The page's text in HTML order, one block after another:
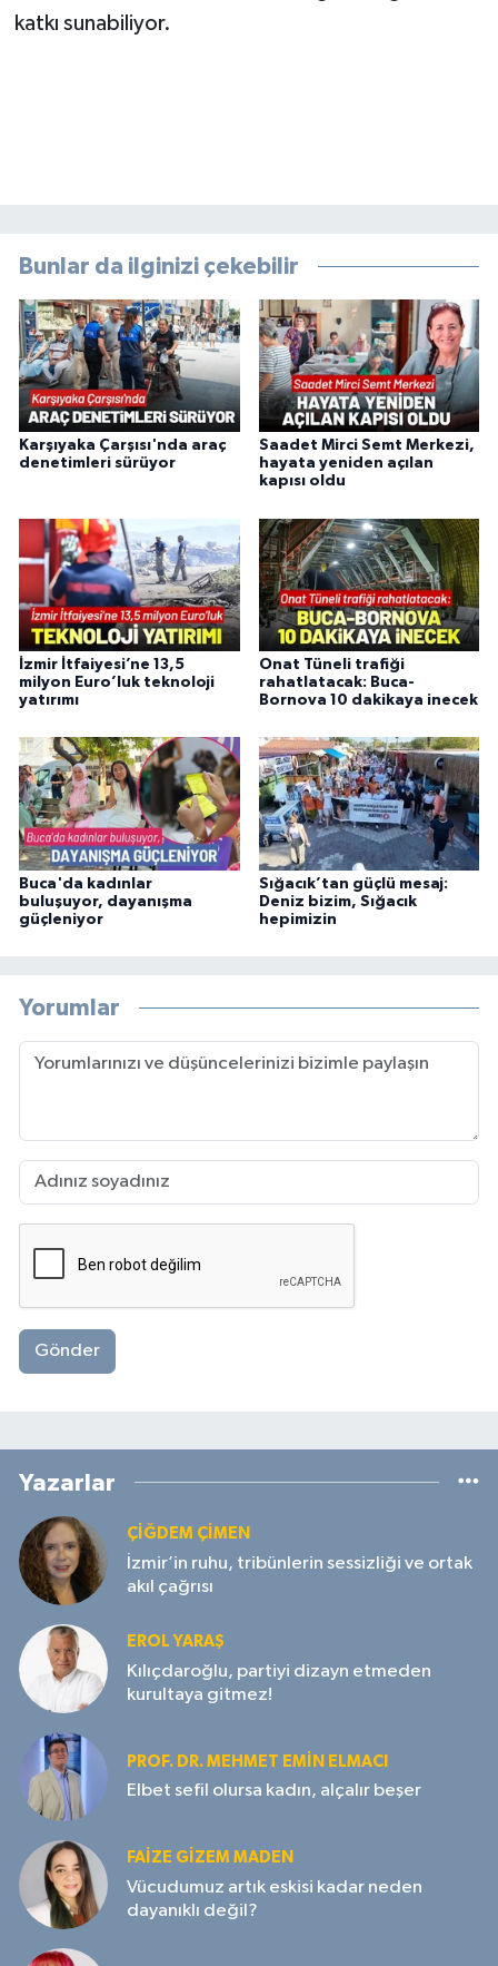
katkı sunabiliyor.
Bunlar da ilginizi çekebilir
Karşıyaka Çarşısı'nda araç
denetimleri sürüyor
Saadet Mirci Semt Merkezi,
hayata yeniden açılan
kapısı oldu
İzmir İtfaiyesi’ne 13,5
milyon Euro’luk teknoloji
yatırımı
Onat Tüneli trafiği
rahatlatacak: Buca-
Bornova 10 dakikaya inecek
Buca'da kadınlar
buluşuyor, dayanışma
güçleniyor
Sığacık’tan güçlü mesaj:
Deniz bizim, Sığacık
hepimizin
Yorumlar
Gönder
Yazarlar
ÇIĞDEM ÇIMEN
İzmir’in ruhu, tribünlerin sessizliği ve ortak
akıl çağrısı
EROL YARAŞ
Kılıçdaroğlu, partiyi dizayn etmeden
kurultaya gitmez!
PROF. DR. MEHMET EMIN ELMACI
Elbet sefil olursa kadın, alçalır beşer
FAIZE GIZEM MADEN
Vücudumuz artık eskisi kadar neden
dayanıklı değil?